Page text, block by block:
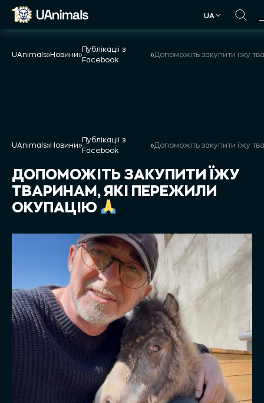
Skip
UA
UAnimals»Новини»
Публікації з
Facebook
»
UAnimals»Новини»
Публікації з
Facebook
»
ДОПОМОЖІТЬ ЗАКУПИТИ ЇЖУ
ТВАРИНАМ, ЯКІ ПЕРЕЖИЛИ
ОКУПАЦІЮ